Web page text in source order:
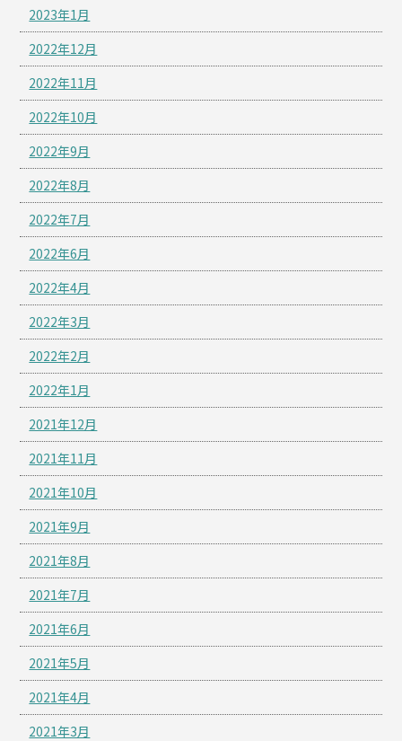
2023年1月
2022年12月
2022年11月
2022年10月
2022年9月
2022年8月
2022年7月
2022年6月
2022年4月
2022年3月
2022年2月
2022年1月
2021年12月
2021年11月
2021年10月
2021年9月
2021年8月
2021年7月
2021年6月
2021年5月
2021年4月
2021年3月